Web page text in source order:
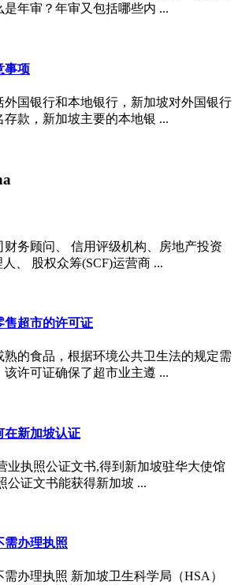
是年审？年审又包括哪些内 ...
事项
外国银行和本地银行，新加坡对外国银行
款，新加坡主要的本地银 ...
财务顾问、 信用评级机构、房地产投资
、 股权众筹(SCF)运营商 ...
售超市的许可证
熟的食品，根据环境公共卫生法的规定需
许可证确保了超市业主遵 ...
在新加坡认证
业执照公证文书,得到新加坡驻华大使馆
公证文书能获得新加坡 ...
需办理执照
办理执照 新加坡卫生科学局（HSA）